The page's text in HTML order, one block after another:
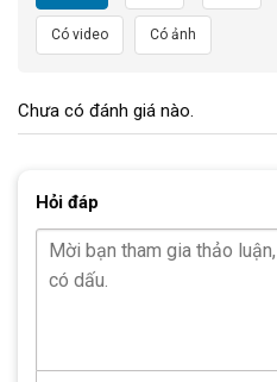
tốc quãng ngắn và giữ vận tốc
Có video Có ảnh
Chưa có đánh giá nào.
Hỏi đáp